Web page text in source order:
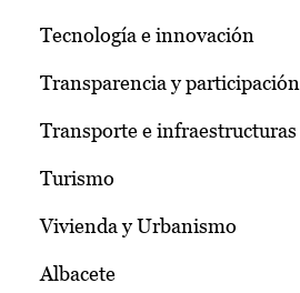
Tecnología e innovación
Transparencia y participación
Transporte e infraestructuras
Turismo
Vivienda y Urbanismo
Albacete